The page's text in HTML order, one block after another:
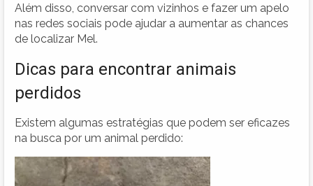
Além disso, conversar com vizinhos e fazer um apelo
nas redes sociais pode ajudar a aumentar as chances
de localizar Mel.
Dicas para encontrar animais
perdidos
Existem algumas estratégias que podem ser eficazes
na busca por um animal perdido: